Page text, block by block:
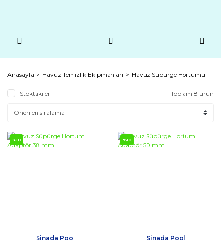
Anasayfa Havuz Temizlik Ekipmanlari Havuz Süpürge Hortumu
Stoktakiler Toplam 8 ürün
%10
Sinada Pool
%10
Sinada Pool